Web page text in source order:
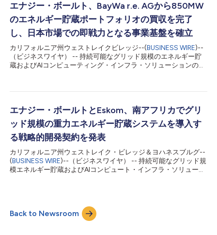
ーミング電力変換システム、AIインフラ制御ソフトウエアを供給
する戦略的商業契約を締結したと発表しました。 本契約は、出
力調整可能な発電、インテリジェントなバッテリー・エネルギー
貯蔵、グリッド・フォーミング・インバーター・システム、高度
なAIインフラ制御ソフトウエア、ターンキー方式のEPCおよびプ
ラント統合を、ハイパースケーラー向けAIデータセンターおよび
高性能コンピューティング・キャンパス向けに特別に設計された
単一の統合ソリューションに組み合わせた、再現性のあるAI電力
エナジー・ボールト、BayWa r.e. AGから850MW
のエネルギー貯蔵ポートフォリオの買収を完了
し、日本市場での即戦力となる事業基盤を確立
カリフォルニア州ウェストレイクビレッジ--(BUSINESS WIRE)--
（ビジネスワイヤ） -- 持続可能なグリッド規模のエネルギー貯
蔵およびAIコンピューティング・インフラ・ソリューションのグ
社」）は、世界有数の再生可能エネルギー開発企業および独立系
テリー・エネルギー貯蔵システム（BESS）開発ポートフォリオ
の取得に関して、以前発表していた買収手続きを完了したことを
発表しました。 今回の取引完了により、エナジー・ボールト
は、先進国の中でも特に魅力的で構造的に優位なエネルギー貯蔵
市場の一つである日本において、正式に事業基盤を確立しまし
た。今回の買収により、エナジー・ボールトは日本国内で直ちに
活用可能な事業基盤に加え、有望なプロジェクト・パイプライ
ン、ならびに土地権利、規制認可、電力系統接続に関する深い専
エナジー・ボールトとEskom、南アフリカでグリ
ッド規模の重力エネルギー貯蔵システムを導入す
る戦略的開発契約を発表
カリフォルニア州ウェストレイク・ビレッジ＆ヨハネスブルグ--
(BUSINESS WIRE)--（ビジネスワイヤ） -- 持続可能なグリッド規
模エネルギー貯蔵およびAIコンピュート・インフラ・ソリューシ
Holdings SOC Limited（「Eskom」）と、長時間重力エネルギ
ー貯蔵システム（GESS）の導入に向けた戦略的開発契約を締結
したと発表しました。 最初のGESSプラントは、南アフリカ・ム
Back to Newsroom